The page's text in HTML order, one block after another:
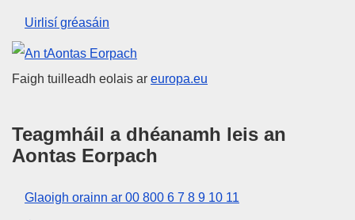
Uirlisí gréasáin
An tAontas Eorpach
Faigh tuilleadh eolais ar europa.eu
Teagmháil a dhéanamh leis an
Aontas Eorpach
Glaoigh orainn ar 00 800 6 7 8 9 10 11